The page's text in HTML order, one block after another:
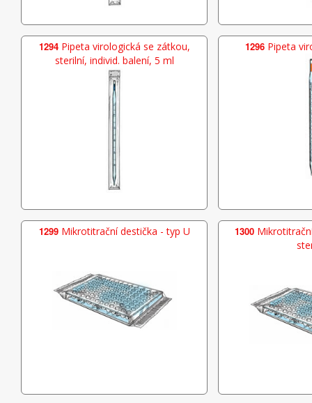
1294Pipeta virologická se zátkou,
sterilní, individ. balení, 5 ml
1296 Pipeta
1299Mikrotitrační destička - typ U 1300